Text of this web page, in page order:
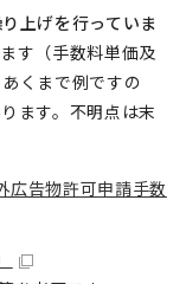
上げを行っていま
す（手数料単価及
くまで例ですの
ます。不明点は末
広告物許可申請手数